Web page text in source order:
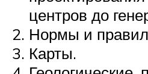
центров до
Нормы и
Карты.